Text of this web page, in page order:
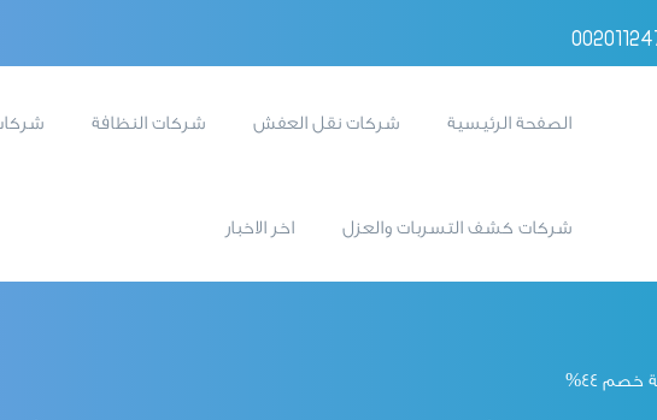
الصفحة الرئيسية شركات نقل العفش شركات النظافة
شركات كشف التسربات والعزل اخر الاخبار
44%